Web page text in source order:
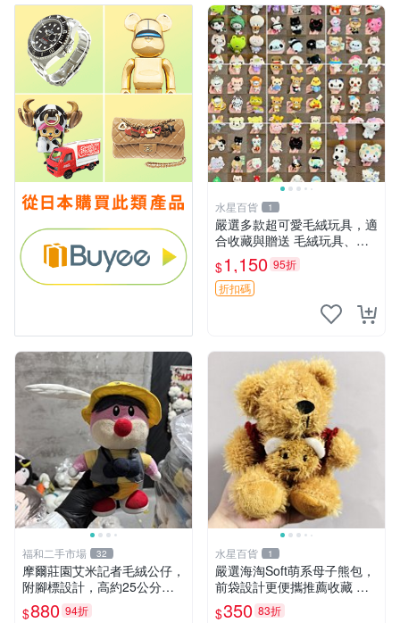
水星百貨 1
嚴選多款超可愛毛絨玩具，適
合收藏與贈送 毛絨玩具、抱
枕、公仔
$1,150 95折
折扣碼
福和二手市場 32
摩爾莊園艾米記者毛絨公仔，
附腳標設計，高約25公分，
全新未拆封，限量珍藏。艾米
記者 毛絨公仔 超萌玩偶
$880 94折
水星百貨 1
嚴選海淘Soft萌系母子熊包，
前袋設計更便攜推薦收藏 母
子熊 軟綿綿 包包
$350 83折